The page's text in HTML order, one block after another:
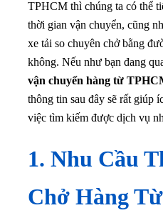
TPHCM thì chúng ta có thể
thời gian vận chuyển, cũng
xe tải so chuyên chở bằng
không. Nếu như bạn đang
vận chuyển hàng từ
thông tin sau đây sẽ rất giúp
việc tìm kiếm được dịch vụ
1. Nhu Cầu
Chở Hàng